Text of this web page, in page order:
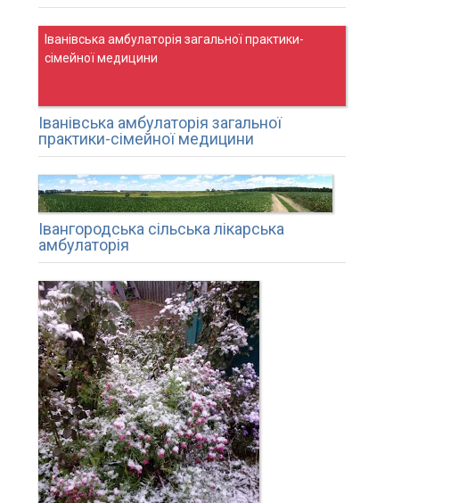
Іванівська амбулаторія загальної практики-
сімейної медицини
Іванівська амбулаторія загальної
практики-сімейної медицини
Івангородська сільська лікарська
амбулаторія